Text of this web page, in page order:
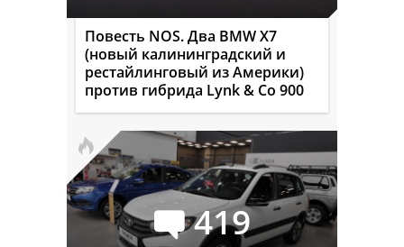
Повесть NOS. Два BMW X7
(новый калининградский и
рестайлинговый из Америки)
против гибрида Lynk & Co 900
419